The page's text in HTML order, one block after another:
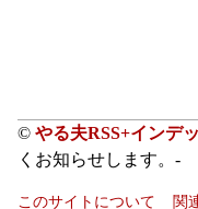
© やる夫RSS+インデ
くお知らせします。-
このサイトについて 関